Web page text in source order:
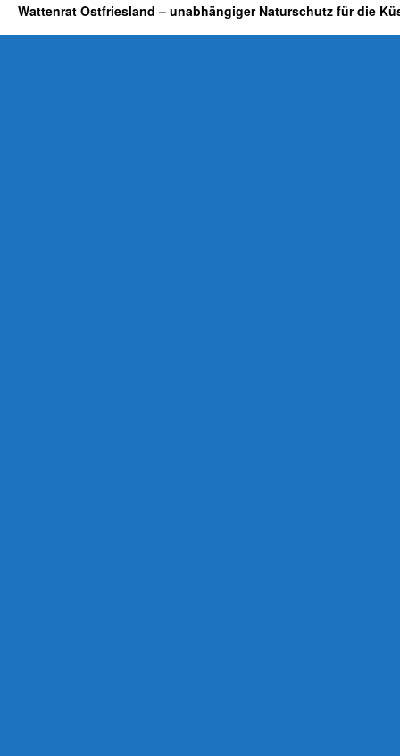
Wattenrat Ostfriesland – unabhängiger Naturschutz für die